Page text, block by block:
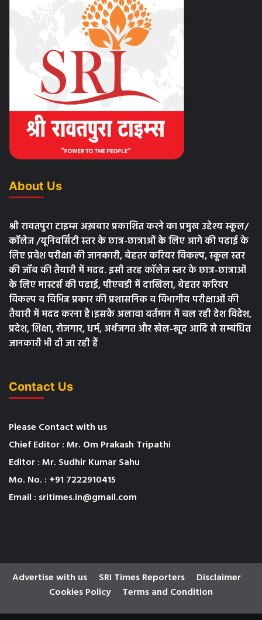
About Us
श्री रावतपुरा टाइम्स अख़बार प्रकाशित करने का प्रमुख उद्देश्य स्कूल/
कॉलेज /यूनिवर्सिटी स्तर के छात्र-छात्राओं के लिए आगे की पढाई के
लिए प्रवेश परीक्षा की जानकारी, बेहतर करियर विकल्प, स्कूल स्तर
की जॉब की तैयारी में मदद. इसी तरह कॉलेज स्तर के छात्र-छात्राओं
के लिए मास्टर्स की पढाई, पीएचडी में दाखिला, बेहतर करियर
विकल्प व विभिन्न प्रकार की प्रशासनिक व विभागीय परीक्षाओं की
तैयारी में मदद करना है।इसके अलावा वर्तमान में चल रही देश विदेश,
प्रदेश, शिक्षा, रोजगार, धर्म, अर्थजगत और खेल-खूद आदि से सम्बंधित
जानकारी भी दी जा रही हैं
Contact Us
Please Contact with us
Chief Editor : Mr. Om Prakash Tripathi
Editor : Mr. Sudhir Kumar Sahu
Mo. No. : +91 7222910415
Email : sritimes.in@gmail.com
Advertise with us SRI Times Reporters
Disclaimer
Cookies Policy
Terms and Condition